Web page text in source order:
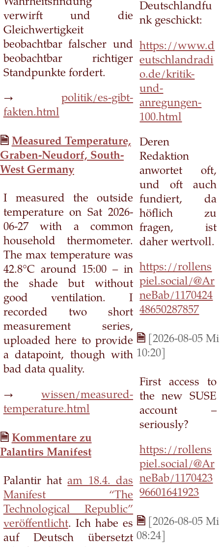
Wahrheitsfindung
verwirft und die
Gleichwertigkeit
beobachtbar falscher und
beobachtbar richtiger
Standpunkte fordert.
→politik/es-gibt-
fakten.html
Measured Temperature,
Graben-Neudorf, South-
West Germany
I measured the outside
temperature on Sat 2026-
06-27 with a common
household thermometer.
The max temperature was
42.8°C around 15:00 – in
the shade but without
good ventilation. I
recorded two short
measurement series,
uploaded here to provide
a datapoint, though with
bad data quality.
→wissen/measured-
temperature.html
Kommentare zu
Palantirs Manifest
Palantir hatam 18.4. das
Manifest “The
Technological Republic”
veröffentlicht. Ich habe es
auf Deutsch übersetzt
Deutschlandfu
nk geschickt:
https://www.d
eutschlandradi
o.de/kritik-
und-
anregungen-
100.html
Deren
Redaktion
anwortet oft,
und oft auch
fundiert, da
höflich zu
fragen, ist
daher wertvoll.
https://rollens
piel.social/@Ar
neBab/1170424
48650287857
[2026-08-05 Mi
10:20]
First access to
the new SUSE
account –
seriously?
https://rollens
piel.social/@Ar
neBab/1170423
96601641923
[2026-08-05 Mi
08:24]